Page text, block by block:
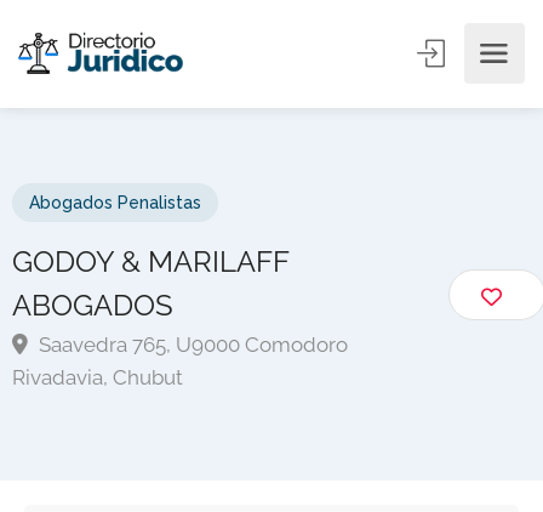
Abogados Penalistas
GODOY & MARILAFF
ABOGADOS
Saavedra 765, U9000 Comodoro
Rivadavia, Chubut